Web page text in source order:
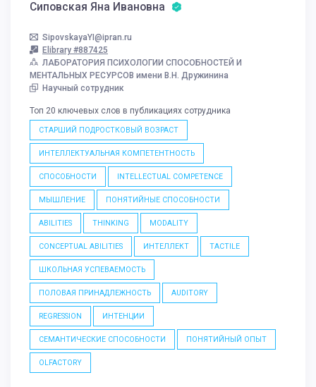
Сиповская Яна Ивановна
SipovskayaYI@ipran.ru
Elibrary #887425
ЛАБОРАТОРИЯ ПСИХОЛОГИИ СПОСОБНОСТЕЙ И
МЕНТАЛЬНЫХ РЕСУРСОВ имени В.Н. Дружинина
Научный сотрудник
Топ 20 ключевых слов в публикациях сотрудника
СТАРШИЙ ПОДРОСТКОВЫЙ ВОЗРАСТ
ИНТЕЛЛЕКТУАЛЬНАЯ КОМПЕТЕНТНОСТЬ
СПОСОБНОСТИ INTELLECTUAL COMPETENCE
МЫШЛЕНИЕ ПОНЯТИЙНЫЕ СПОСОБНОСТИ
ABILITIES THINKING MODALITY
CONCEPTUAL ABILITIES ИНТЕЛЛЕКТ TACTILE
ШКОЛЬНАЯ УСПЕВАЕМОСТЬ
ПОЛОВАЯ ПРИНАДЛЕЖНОСТЬ AUDITORY
REGRESSION ИНТЕНЦИИ
СЕМАНТИЧЕСКИЕ СПОСОБНОСТИ ПОНЯТИЙНЫЙ ОПЫТ
OLFACTORY